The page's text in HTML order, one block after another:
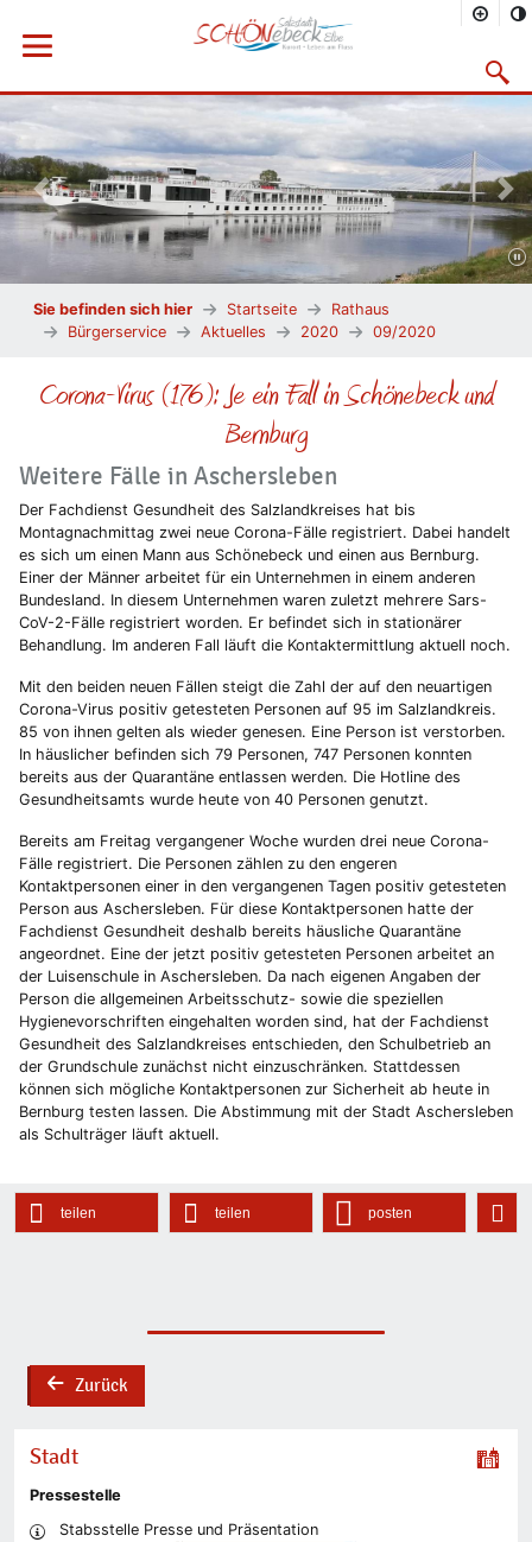
Menü öffnen
Vorheriges Bild
Sie befinden sich hier Startseite
Rathaus
Bürgerservice
Aktuelles 2020 09/2020
Corona-Virus (176): Je ein Fall in Schönebeck und
Bernburg
Weitere Fälle in Aschersleben
Der Fachdienst Gesundheit des Salzlandkreises hat bis
Montagnachmittag zwei neue Corona-Fälle registriert. Dabei handelt
es sich um einen Mann aus Schönebeck und einen aus Bernburg.
Einer der Männer arbeitet für ein Unternehmen in einem anderen
Bundesland. In diesem Unternehmen waren zuletzt mehrere Sars-
CoV-2-Fälle registriert worden. Er befindet sich in stationärer
Behandlung. Im anderen Fall läuft die Kontaktermittlung aktuell noch.
Mit den beiden neuen Fällen steigt die Zahl der auf den neuartigen
Corona-Virus positiv getesteten Personen auf 95 im Salzlandkreis.
85 von ihnen gelten als wieder genesen. Eine Person ist verstorben.
In häuslicher befinden sich 79 Personen, 747 Personen konnten
bereits aus der Quarantäne entlassen werden. Die Hotline des
Gesundheitsamts wurde heute von 40 Personen genutzt.
Bereits am Freitag vergangener Woche wurden drei neue Corona-
Fälle registriert. Die Personen zählen zu den engeren
Kontaktpersonen einer in den vergangenen Tagen positiv getesteten
Person aus Aschersleben. Für diese Kontaktpersonen hatte der
Fachdienst Gesundheit deshalb bereits häusliche Quarantäne
angeordnet. Eine der jetzt positiv getesteten Personen arbeitet an
der Luisenschule in Aschersleben. Da nach eigenen Angaben der
Person die allgemeinen Arbeitsschutz- sowie die speziellen
Hygienevorschriften eingehalten worden sind, hat der Fachdienst
Gesundheit des Salzlandkreises entschieden, den Schulbetrieb an
der Grundschule zunächst nicht einzuschränken. Stattdessen
können sich mögliche Kontaktpersonen zur Sicherheit ab heute in
Bernburg testen lassen. Die Abstimmung mit der Stadt Aschersleben
als Schulträger läuft aktuell.
teilen teilen posten
backZurück
Stadt
Pressestelle
Stabsstelle Presse und Präsentation